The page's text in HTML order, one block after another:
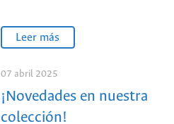
Leer más
07 abril 2025
¡Novedades en nuestra
colección!